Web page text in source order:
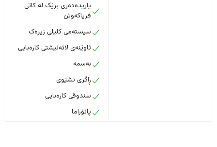
یاریدەدەری برێک لە کاتی
فریاکەوتن
سیستەمی کلیلی زیرەک
ئاوێنەی لاتەنیشتی کارەبایی
بەسمە
ڕاگری نشێوی
سندوقی کارەبایی
پانۆراما